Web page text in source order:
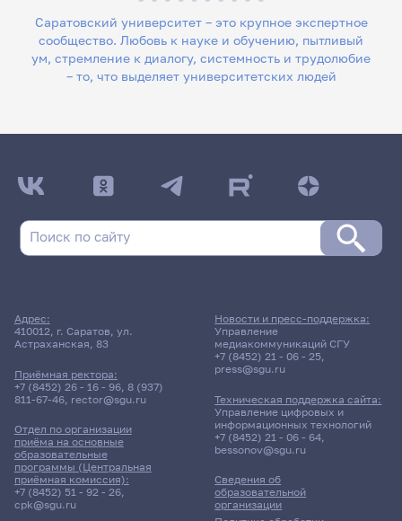
Саратовский университет – это крупное экспертное
сообщество. Любовь к науке и обучению, пытливый
ум, стремление к диалогу, системность и трудолюбие
– то, что выделяет университетских людей
Адрес:
410012, г. Саратов, ул.
Астраханская, 83
Приёмная ректора:
+7 (8452) 26 - 16 - 96, 8 (937)
811-67-46, rector@sgu.ru
Отдел по организации
приёма на основные
образовательные
программы (Центральная
приёмная комиссия):
+7 (8452) 51 - 92 - 26,
cpk@sgu.ru
Сведения об
образовательной
организации
Новости и пресс-поддержка:
Управление
медиакоммуникаций СГУ
+7 (8452) 21 - 06 - 25,
press@sgu.ru
Техническая поддержка сайта:
Управление цифровых и
информационных технологий
+7 (8452) 21 - 06 - 64,
bessonov@sgu.ru